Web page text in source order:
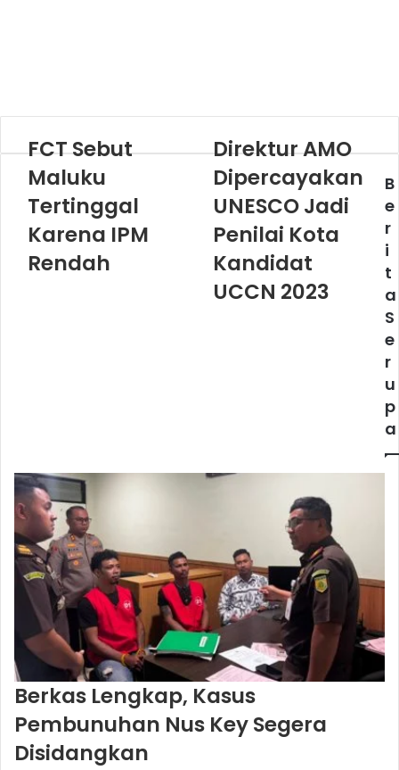
FCT Sebut
Maluku
Tertinggal
Karena IPM
Rendah
Direktur AMO
Dipercayakan
UNESCO Jadi
Penilai Kota
Kandidat
UCCN 2023
B
e
r
i
t
a
S
e
r
u
p
a
Berkas Lengkap, Kasus
Pembunuhan Nus Key Segera
Disidangkan